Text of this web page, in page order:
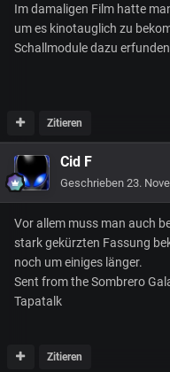
Im damaligen Film hatte
um es kinotauglich zu
Schallmodule dazu
Zitieren
Cid F
Geschrieben 23.
Vor allem muss man auch
stark gekürzten Fassung
noch um einiges länger.
Sent from the Sombrero
Tapatalk
Zitieren